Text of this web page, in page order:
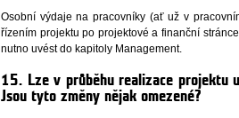
Osobní výdaje na pracovníky (ať už v
řízením projektu po projektové a finanční
nutno uvést do kapitoly Management.
15. Lze v průběhu realizace projektu
Jsou tyto změny nějak omezené?